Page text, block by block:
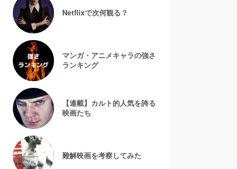
Netflixで次何観る？
マンガ・アニメキャラの強さ
ランキング
【連載】カルト的人気を誇る
映画たち
難解映画を考察してみた